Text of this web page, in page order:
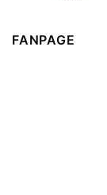
FANPAGE